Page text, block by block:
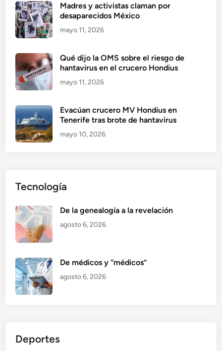
Madres y activistas claman por
desaparecidos México
mayo 11, 2026
Qué dijo la OMS sobre el riesgo de
hantavirus en el crucero Hondius
mayo 11, 2026
Evacúan crucero MV Hondius en
Tenerife tras brote de hantavirus
mayo 10, 2026
Tecnología
De la genealogía a la revelación
agosto 6, 2026
De médicos y “médicos”
agosto 6, 2026
Deportes